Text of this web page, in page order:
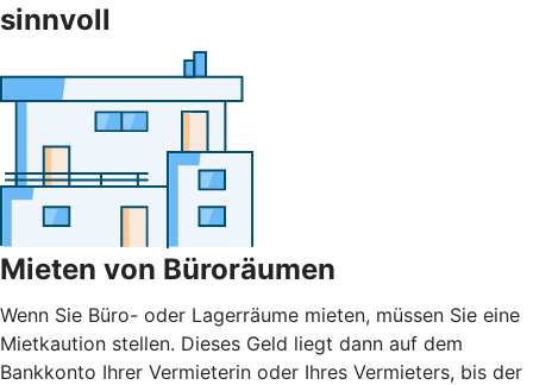
sinnvoll
Mieten von Büroräumen
Wenn Sie Büro- oder Lagerräume mieten, müssen Sie eine
Mietkaution stellen. Dieses Geld liegt dann auf dem
Bankkonto Ihrer Vermieterin oder Ihres Vermieters, bis der